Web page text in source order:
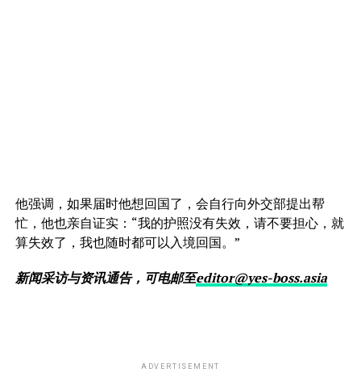
他强调，如果届时他想回国了，会自行向外交部提出帮
忙，他也亲自证实：“我的护照没有失效，请不要担心，就
算失效了，我也随时都可以入境回国。”
新闻采访与资讯通告，可电邮至editor@yes-boss.asia
ADVERTISEMENT